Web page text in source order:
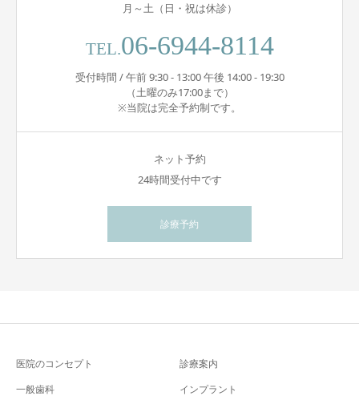
月～土（日・祝は休診）
TEL.06-6944-8114
受付時間 / 午前 9:30 - 13:00 午後 14:00 - 19:30
（土曜のみ17:00まで）
※当院は完全予約制です。
ネット予約
24時間受付中です
診療予約
医院のコンセプト
診療案内
一般歯科
インプラント